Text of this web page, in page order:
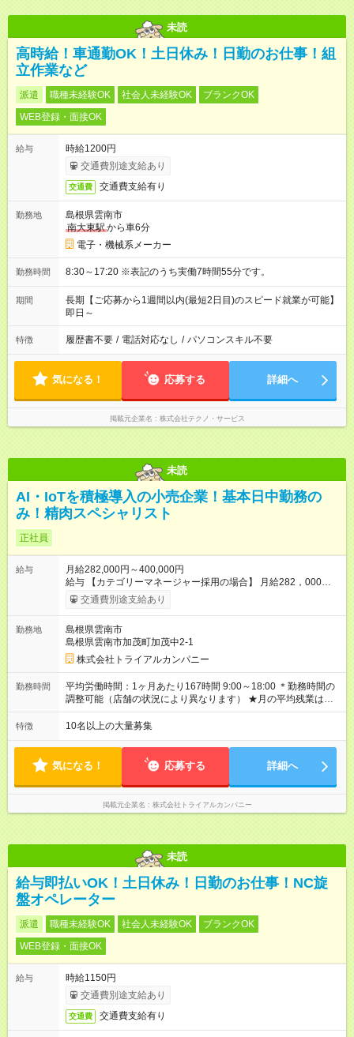
未読
高時給！車通勤OK！土日休み！日勤のお仕事！組
立作業など
派遣 職種未経験OK 社会人未経験OK
ブランクOK
WEB登録・面接OK
給与
時給1200円
交通費別途支給あり
交通費 交通費支給有り
勤務地
島根県雲南市
南大東駅から車6分
電子・機械系メーカー
勤務時間 8:30～17:20 ※表記のうち実働7時間55分です。
期間
長期【ご応募から1週間以内(最短2日目)のスピード就業が可能】
即日～
特徴 履歴書不要 / 電話対応なし / パソコンスキル不要
気になる！ 応募する 詳細へ
掲載元企業名 株式会社テクノ・サービス
未読
AI・IoTを積極導入の小売企業！基本日中勤務の
み！精肉スペシャリスト
正社員
給与
月給282,000円～400,000円
給与 【カテゴリーマネージャー採用の場合】 月給282，000円
～400，000円 【バイヤー経験がある方】 月給380，000円～ ※
当社規定の採用基準により、能力、年齢、 前職経験などを考慮
ラスしてもらえる手当・インセンティブ ◎残業手当 ◎住宅手当
◎通勤手当 ◎家族手当 ◎資格手当 ◎職位手当 ◎単身手当 ◎残業
手当（全額支給） ◎深夜手当 ※一部、店舗により異なります ※
固定残業・みなし残業なし！残業分は1分単位で支給！ （実績：
月平均残業時間13.25h以下） 【試用期間】試用期間あり 試用期
間の長さ：2ヶ月 雇用形態、給与は本採用時と同じです。
交通費別途支給あり
勤務地
島根県雲南市
島根県雲南市加茂町加茂中2-1
株式会社トライアルカンパニー
勤務時間
平均労働時間：1ヶ月あたり167時間 9:00～18:00 ＊勤務時間の
調整可能（店舗の状況により異なります） ★月の平均残業は
13.25ｈ以下 ⇒業務効率化等を図り、さらに減らしていきます
◎基本は定時退社 ◎固定残業・みなし残業ナシ。残業分は1分単
務時間の調整可能（店舗の状況により異なります） ★月の平均
残業は13.25ｈ以下 ⇒業務効率化等を図り、さらに減らしてい
きます ◎基本は定時退社 ◎固定残業・みなし残業ナシ。残業分
は1分単位で支給
特徴 10名以上の大量募集
気になる！ 応募する 詳細へ
掲載元企業名 株式会社トライアルカンパニー
未読
給与即払いOK！土日休み！日勤のお仕事！NC旋
盤オペレーター
派遣 職種未経験OK 社会人未経験OK
ブランクOK
WEB登録・面接OK
給与
時給1150円
交通費別途支給あり
交通費 交通費支給有り